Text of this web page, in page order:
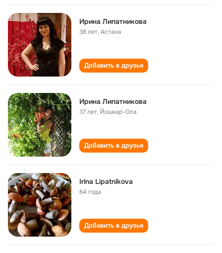
Ирина Липатникова
38 лет,Астана
Добавить в друзья
Ирина Липатникова
37 лет, Йошкар-Ола
Добавить в друзья
Irina Lipatnikova
64 года
Добавить в друзья